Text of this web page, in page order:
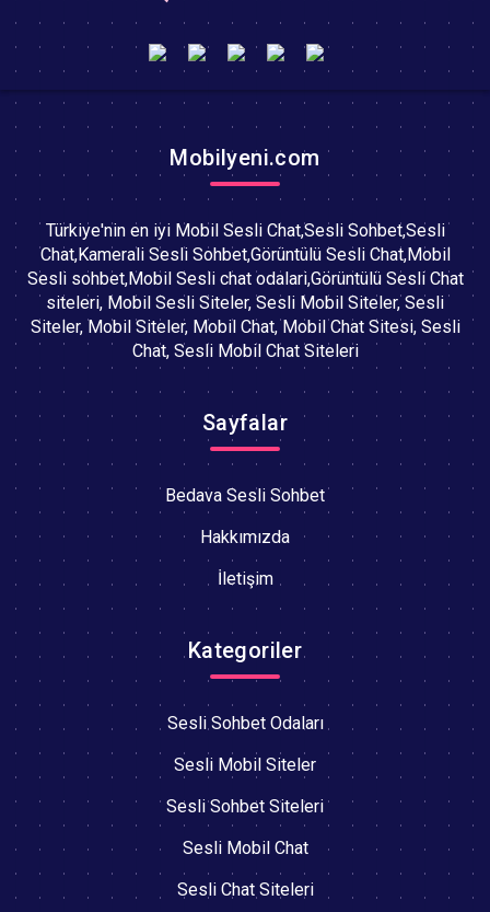
Mobilyeni.com
Türkiye'nin en iyi Mobil Sesli Chat,Sesli Sohbet,Sesli
Chat,Kamerali Sesli Sohbet,Görüntülü Sesli Chat,Mobil
Sesli sohbet,Mobil Sesli chat odalari,Görüntülü Sesli Chat
siteleri, Mobil Sesli Siteler, Sesli Mobil Siteler, Sesli
Siteler, Mobil Siteler, Mobil Chat, Mobil Chat Sitesi, Sesli
Chat, Sesli Mobil Chat Siteleri
Sayfalar
Bedava Sesli Sohbet
Hakkımızda
İletişim
Kategoriler
Sesli Sohbet Odaları
Sesli Mobil Siteler
Sesli Sohbet Siteleri
Sesli Mobil Chat
Sesli Chat Siteleri